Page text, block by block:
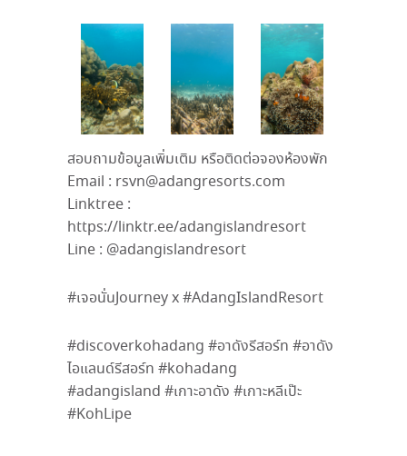
สอบถามข้อมูลเพิ่มเติม หรือติดต่อจองห้องพัก
Email : rsvn@adangresorts.com
Linktree :
https://linktr.ee/adangislandresort
Line : @adangislandresort
#เจอนั่นJourney x #AdangIslandResort
#discoverkohadang #อาดังรีสอร์ท #อาดัง
ไอแลนด์รีสอร์ท #kohadang
#adangisland #เกาะอาดัง #เกาะหลีเป๊ะ
#KohLipe